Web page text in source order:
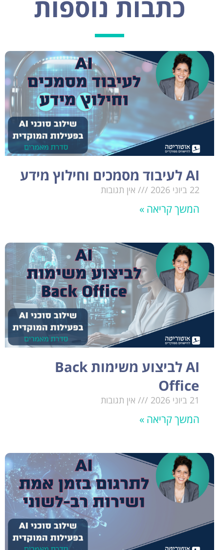
כתבות נוספות
AI לעיבוד מסמכים וחילוץ מידע
22 ביוני 2026 אין תגובות
המשך קריאה »
AI לביצוע משימות Back
Office
21 ביוני 2026 אין תגובות
המשך קריאה »